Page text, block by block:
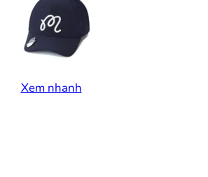
Xem nhanh